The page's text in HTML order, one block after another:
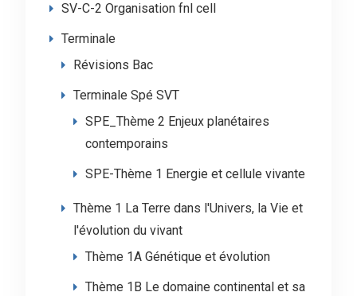
SV-C-2 Organisation fnl cell
Terminale
Révisions Bac
Terminale Spé SVT
SPE_Thème 2 Enjeux planétaires
contemporains
SPE-Thème 1 Energie et cellule vivante
Thème 1 La Terre dans l'Univers, la Vie et
l'évolution du vivant
Thème 1A Génétique et évolution
Thème 1B Le domaine continental et sa